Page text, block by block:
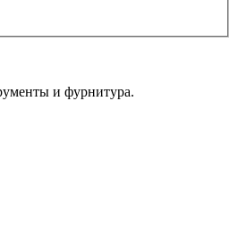
и фурнитура.